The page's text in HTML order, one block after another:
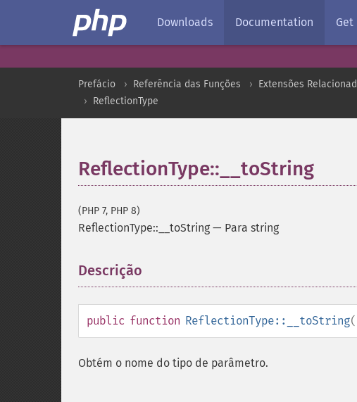
Downloads Documentation Get
Prefácio Referência das Funções Extensões
ReflectionType
ReflectionType::__toString
(PHP 7, PHP 8)
ReflectionType::__toString — Para string
Descrição
public function ReflectionType::__toString
Obtém o nome do tipo de parâmetro.